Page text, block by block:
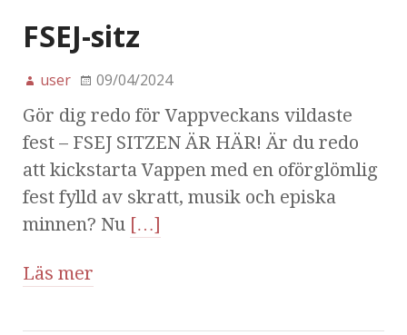
FSEJ-sitz
user 09/04/2024
Gör dig redo för Vappveckans vildaste
fest – FSEJ SITZEN ÄR HÄR! Är du redo
att kickstarta Vappen med en oförglömlig
fest fylld av skratt, musik och episka
minnen? Nu […]
Läs mer